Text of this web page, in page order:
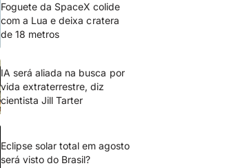
Foguete da SpaceX colide
com a Lua e deixa cratera
de 18 metros
IA será aliada na busca por
vida extraterrestre, diz
cientista Jill Tarter
Eclipse solar total em agosto
será visto do Brasil?